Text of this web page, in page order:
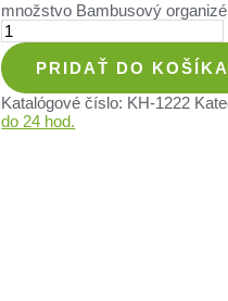
množstvo Bambusový
PRIDAŤ DO KOŠÍKA
Katalógové číslo: KH-1222
do 24 hod.